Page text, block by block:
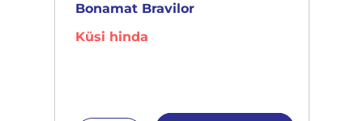
Bonamat Bravilor
Küsi hinda